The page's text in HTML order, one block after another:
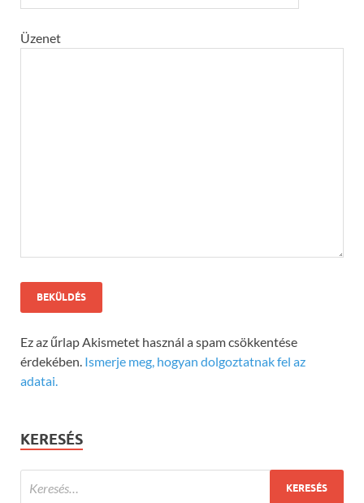
Üzenet
Ez az űrlap Akismetet használ a spam csökkentése
érdekében. Ismerje meg, hogyan dolgoztatnak fel az
adatai.
KERESÉS